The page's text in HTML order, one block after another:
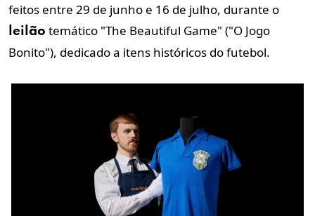
feitos entre 29 de junho e 16 de julho, durante o
leilão temático "The Beautiful Game" ("O Jogo
Bonito"), dedicado a itens históricos do futebol.